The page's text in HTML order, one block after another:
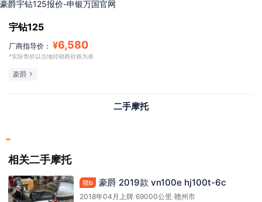
豪爵宇钻125报价-申银万国官网
宇钻125
厂商指导价： ¥6,580
*实际售价以当地经销商价格为准
豪爵
二手摩托
相关二手摩托
赣b 豪爵 2019款 vn100e hj100t-6c
2018年04月上牌/69000公里 /赣州市